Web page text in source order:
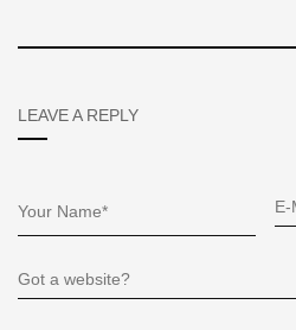
LEAVE A REPLY